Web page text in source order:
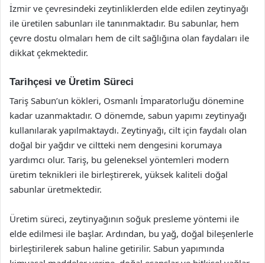
İzmir ve çevresindeki zeytinliklerden elde edilen zeytinyağı
ile üretilen sabunları ile tanınmaktadır. Bu sabunlar, hem
çevre dostu olmaları hem de cilt sağlığına olan faydaları ile
dikkat çekmektedir.
Tarihçesi ve Üretim Süreci
Tariş Sabun’un kökleri, Osmanlı İmparatorluğu dönemine
kadar uzanmaktadır. O dönemde, sabun yapımı zeytinyağı
kullanılarak yapılmaktaydı. Zeytinyağı, cilt için faydalı olan
doğal bir yağdır ve ciltteki nem dengesini korumaya
yardımcı olur. Tariş, bu geleneksel yöntemleri modern
üretim teknikleri ile birleştirerek, yüksek kaliteli doğal
sabunlar üretmektedir.
Üretim süreci, zeytinyağının soğuk presleme yöntemi ile
elde edilmesi ile başlar. Ardından, bu yağ, doğal bileşenlerle
birleştirilerek sabun haline getirilir. Sabun yapımında